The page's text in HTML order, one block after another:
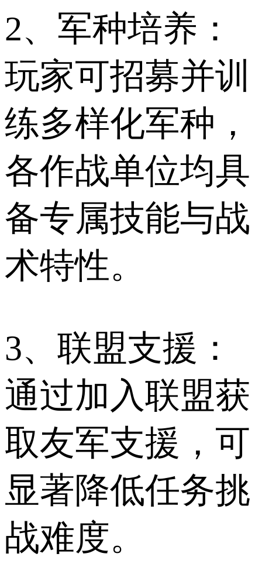
2、军种培养：
玩家可招募并训
练多样化军种，
各作战单位均具
备专属技能与战
术特性。
3、联盟支援：
通过加入联盟获
取友军支援，可
显著降低任务挑
战难度。